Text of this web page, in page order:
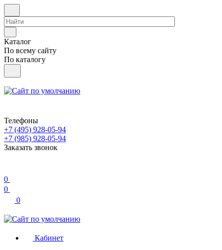
Каталог
По всему сайту
По каталогу
Телефоны
+7 (495) 928-05-94
+7 (985) 928-05-94
Заказать звонок
0
0
0
Кабинет